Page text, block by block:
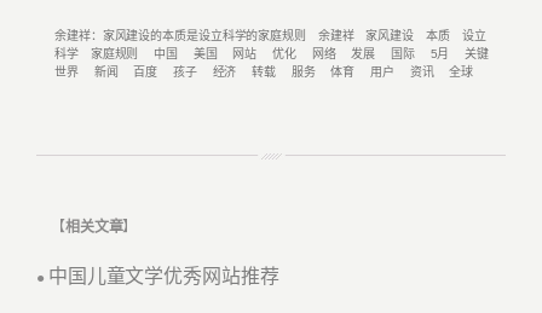
余建祥：家风建设的本质是设立科学的家庭规则 余建祥 家风建设 本质
设立
科学
家庭规则 中国 美国 网站 优化 网络 发展 国际 5月
关键
世界
新闻 百度 孩子 经济 转载 服务 体育 用户 资讯 全球
【相关文章】
● 中国儿童文学优秀网站推荐